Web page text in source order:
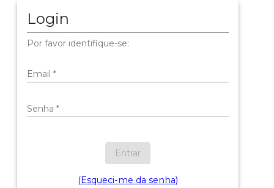
Login
Por favor identifique-se:
Email *
Senha *
Entrar
(Esqueci-me da senha)